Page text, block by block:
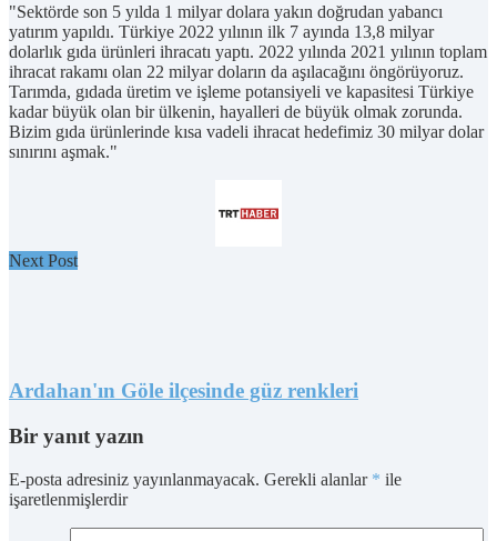
"Sektörde son 5 yılda 1 milyar dolara yakın doğrudan yabancı
yatırım yapıldı. Türkiye 2022 yılının ilk 7 ayında 13,8 milyar
dolarlık gıda ürünleri ihracatı yaptı. 2022 yılında 2021 yılının toplam
ihracat rakamı olan 22 milyar doların da aşılacağını öngörüyoruz.
Tarımda, gıdada üretim ve işleme potansiyeli ve kapasitesi Türkiye
kadar büyük olan bir ülkenin, hayalleri de büyük olmak zorunda.
Bizim gıda ürünlerinde kısa vadeli ihracat hedefimiz 30 milyar dolar
sınırını aşmak."
Next Post
Ardahan'ın Göle ilçesinde güz renkleri
Bir yanıt yazın
E-posta adresiniz yayınlanmayacak. Gerekli alanlar * ile
işaretlenmişlerdir